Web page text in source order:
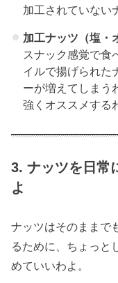
加工されていない
加工ナッツ（塩・
スナック感覚で食
イルで揚げられた
ーが増えてしまう
強くオススメする
3. ナッツを日常
よ
ナッツはそのままで
るために、ちょっと
めていいわよ。